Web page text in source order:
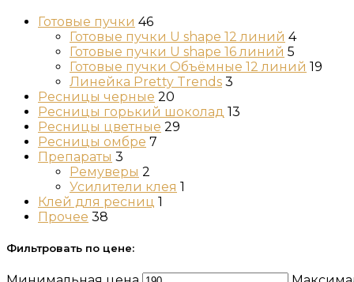
Готовые пучки 46
Готовые пучки U shape 12 линий 4
Готовые пучки U shape 16 линий 5
Готовые пучки Объёмные 12 линий 19
Линейка Pretty Trends 3
Ресницы черные 20
Ресницы горький шоколад 13
Ресницы цветные 29
Ресницы омбре 7
Препараты 3
Ремуверы 2
Усилители клея 1
Клей для ресниц 1
Прочее 38
Фильтровать по цене: